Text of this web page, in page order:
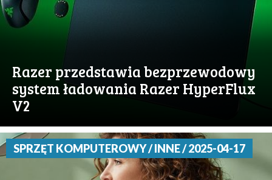
Razer przedstawia bezprzewodowy
system ładowania Razer HyperFlux
V2
SPRZĘT KOMPUTEROWY / INNE / 2025-04-17